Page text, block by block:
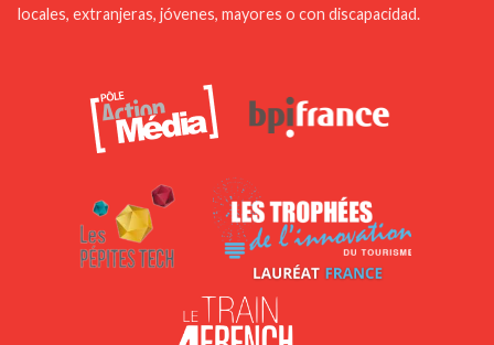
locales, extranjeras, jóvenes, mayores o con discapacidad.